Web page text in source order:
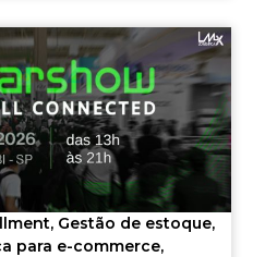
, Gestão de estoque,
para e-commerce,